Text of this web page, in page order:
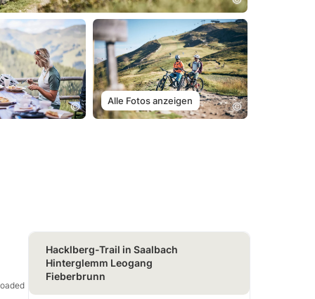
Alle Fotos anzeigen
Hacklberg-Trail in Saalbach
Hinterglemm Leogang
Fieberbrunn